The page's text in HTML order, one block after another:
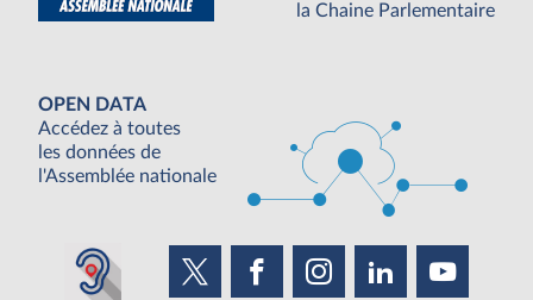
la Chaine Parlementaire
OPEN DATA
Accédez à toutes
les données de
l'Assemblée nationale